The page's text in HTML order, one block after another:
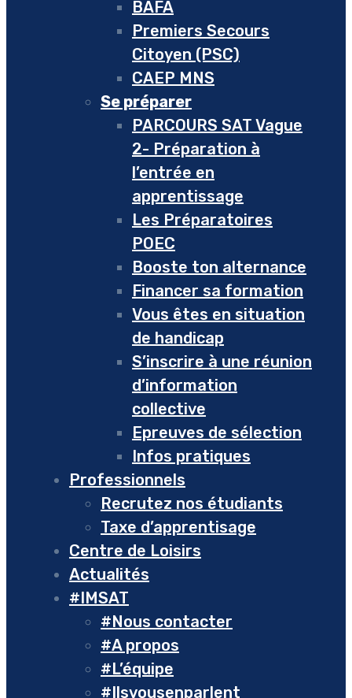
BAFA
Premiers Secours
Citoyen (PSC)
CAEP MNS
Se préparer
PARCOURS SAT Vague
2- Préparation à
l’entrée en
apprentissage
Les Préparatoires
POEC
Booste ton alternance
Financer sa formation
Vous êtes en situation
de handicap
S’inscrire à une réunion
d’information
collective
Epreuves de sélection
Infos pratiques
Professionnels
Recrutez nos étudiants
Taxe d’apprentisage
Centre de Loisirs
Actualités
#IMSAT
#Nous contacter
#A propos
#L’équipe
#Ilsvousenparlent